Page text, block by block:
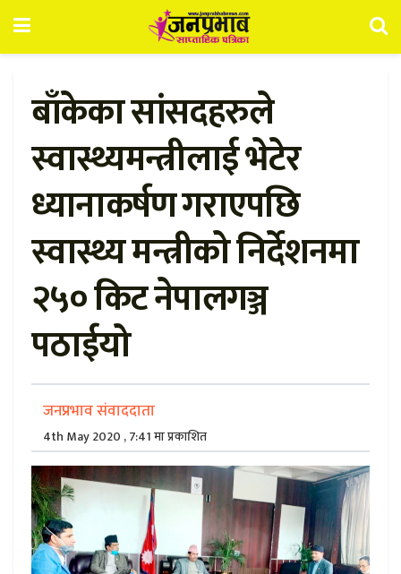
बाँकेका सांसदहरुले
स्वास्थ्यमन्त्रीलाई भेटेर
ध्यानाकर्षण गराएपछि
स्वास्थ्य मन्त्रीको निर्देशनमा
२५० किट नेपालगञ्ज
पठाईयो
जनप्रभाव संवाददाता
4th May 2020 , 7:41 मा प्रकाशित